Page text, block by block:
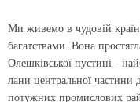
Ми живемо в чудовій
багатствами. Вона
Олешківської пустині -
лани центральної частини
потужних промислових